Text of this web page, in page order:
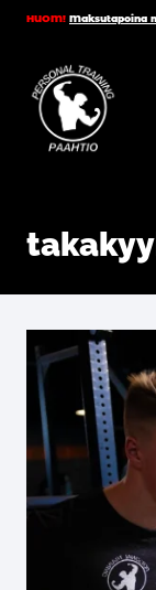
SiirryHUOM! Maksutapoina